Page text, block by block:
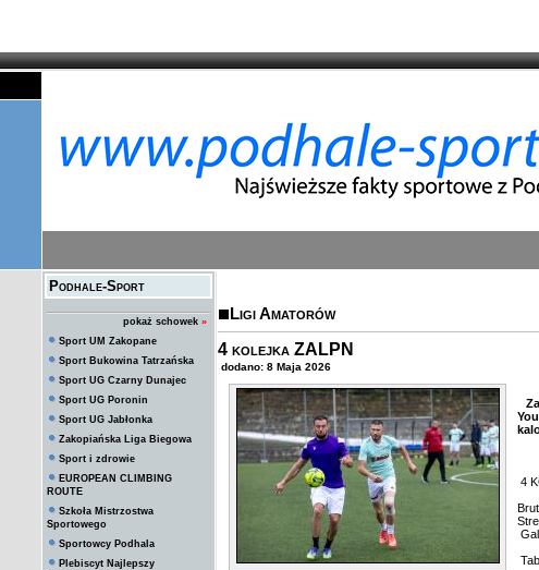
Podhale-Sport
pokaż schowek »
Sport UM Zakopane
Sport Bukowina Tatrzańska
Sport UG Czarny Dunajec
Sport UG Poronin
Sport UG Jabłonka
Zakopiańska Liga Biegowa
Sport i zdrowie
EUROPEAN CLIMBING
ROUTE
Szkoła Mistrzostwa
Sportowego
Sportowcy Podhala
Plebiscyt Najlepszy
Ligi Amatorów
4 kolejka ZALPN
dodano: 8 Maja 2026
4